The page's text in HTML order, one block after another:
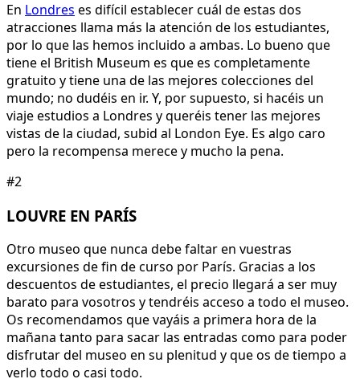
En Londres es difícil establecer cuál de estas dos
atracciones llama más la atención de los estudiantes,
por lo que las hemos incluido a ambas. Lo bueno que
tiene el British Museum es que es completamente
gratuito y tiene una de las mejores colecciones del
mundo; no dudéis en ir. Y, por supuesto, si hacéis un
viaje estudios a Londres y queréis tener las mejores
vistas de la ciudad, subid al London Eye. Es algo caro
pero la recompensa merece y mucho la pena.
#2
LOUVRE EN PARÍS
Otro museo que nunca debe faltar en vuestras
excursiones de fin de curso por París. Gracias a los
descuentos de estudiantes, el precio llegará a ser muy
barato para vosotros y tendréis acceso a todo el museo.
Os recomendamos que vayáis a primera hora de la
mañana tanto para sacar las entradas como para poder
disfrutar del museo en su plenitud y que os de tiempo a
verlo todo o casi todo.